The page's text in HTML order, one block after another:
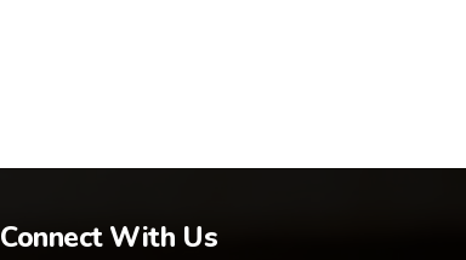
Connect With Us